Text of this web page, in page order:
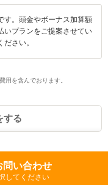
す。頭金やボーナス加算額
いプランをご提案させてい
さい。
用を含んでおります。
する
問い合わせ
してください